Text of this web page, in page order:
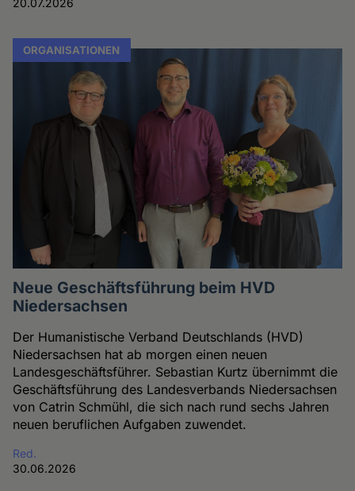
20.07.2026
ORGANISATIONEN
Neue Geschäftsführung beim HVD
Niedersachsen
Der Humanistische Verband Deutschlands (HVD)
Niedersachsen hat ab morgen einen neuen
Landesgeschäftsführer. Sebastian Kurtz übernimmt die
Geschäftsführung des Landesverbands Niedersachsen
von Catrin Schmühl, die sich nach rund sechs Jahren
neuen beruflichen Aufgaben zuwendet.
Red.
30.06.2026